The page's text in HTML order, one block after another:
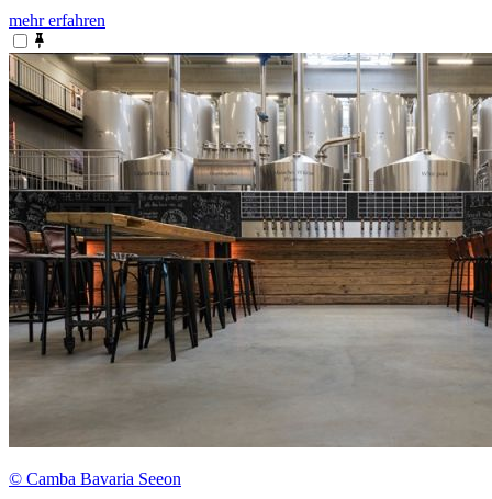
mehr erfahren
© Camba Bavaria Seeon